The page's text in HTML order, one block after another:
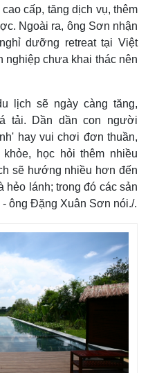
Ô tô
Xe máy
Tư vấn
cấp, tăng dịch vụ, thêm
Ngoài ra, ông Sơn nhận
dưỡng retreat tại Việt
nghiệp chưa khai thác nên
lịch sẽ ngày càng tăng,
tải. Dần dần con người
hay vui chơi đơn thuần,
học hỏi thêm nhiều
sẽ hướng nhiều hơn đến
hẻo lánh; trong đó các sản
ông Đặng Xuân Sơn nói./.